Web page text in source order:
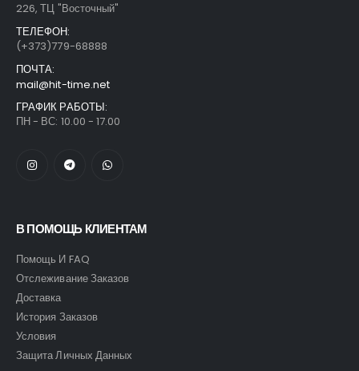
226, ТЦ "Восточный"
ТЕЛЕФОН:
(+373)779-68888
ПОЧТА:
mail@hit-time.net
ГРАФИК РАБОТЫ:
ПН - ВС: 10.00 - 17.00
В ПОМОЩЬ КЛИЕНТАМ
Помощь И FAQ
Отслеживание Заказов
Доставка
История Заказов
Условия
Защита Личных Данных